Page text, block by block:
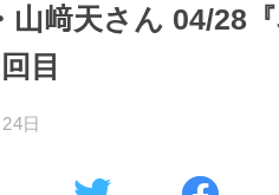
山﨑天さん 04/28
目
日